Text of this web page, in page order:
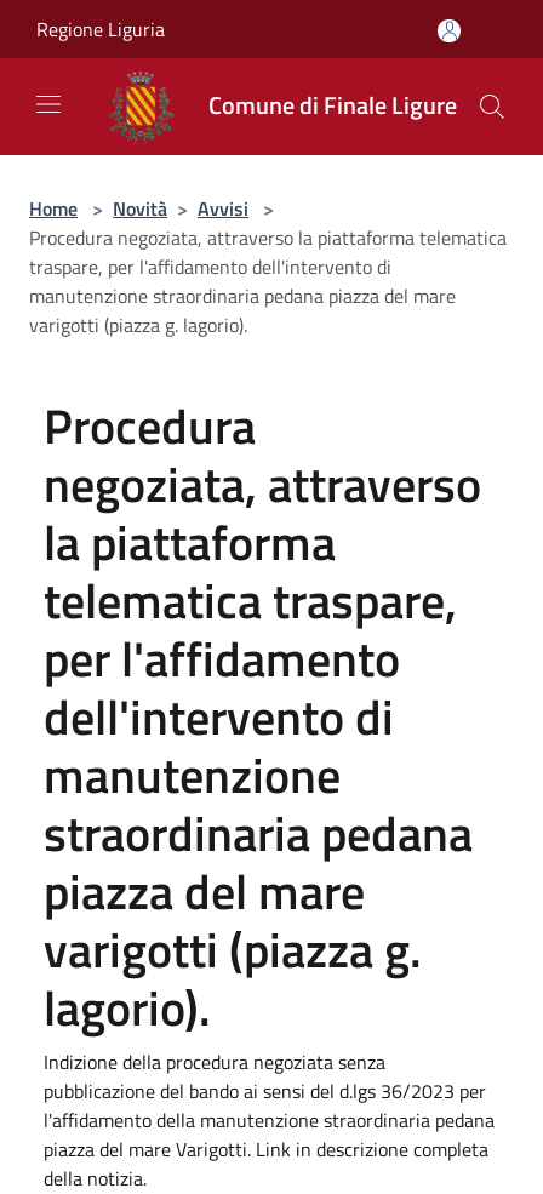
Regione Liguria
Comune di Finale Ligure
Home > Novità > Avvisi >
Procedura negoziata, attraverso la piattaforma telematica
traspare, per l'affidamento dell'intervento di
manutenzione straordinaria pedana piazza del mare
varigotti (piazza g. lagorio).
Procedura
negoziata, attraverso
la piattaforma
telematica traspare,
per l'affidamento
dell'intervento di
manutenzione
straordinaria pedana
piazza del mare
varigotti (piazza g.
lagorio).
Indizione della procedura negoziata senza
pubblicazione del bando ai sensi del d.lgs 36/2023 per
l'affidamento della manutenzione straordinaria pedana
piazza del mare Varigotti. Link in descrizione completa
della notizia.